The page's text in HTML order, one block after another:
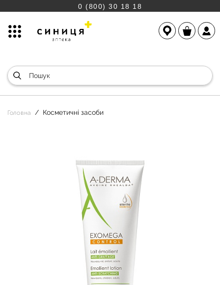
0 (800) 30 18 18
Головна Косметичні засоби